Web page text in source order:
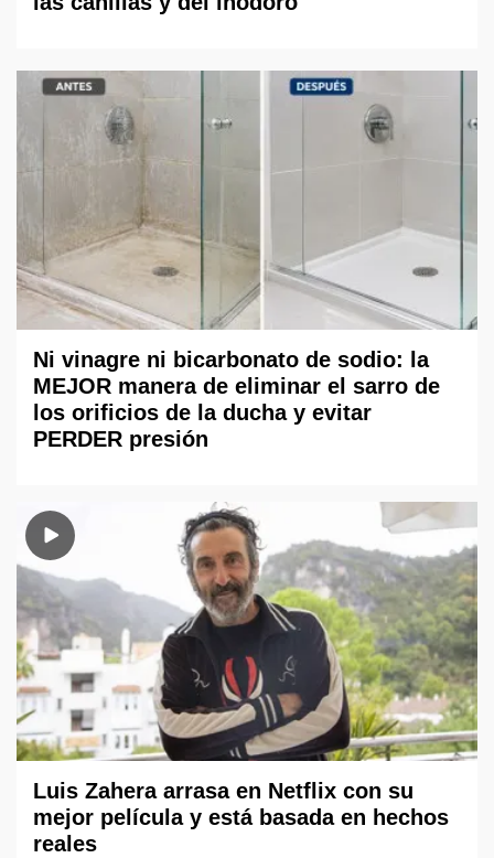
Ni vinagre ni bicarbonato de sodio: la
MEJOR manera de eliminar el sarro de
los orificios de la ducha y evitar
PERDER presión
Luis Zahera arrasa en Netflix con su
mejor película y está basada en hechos
reales